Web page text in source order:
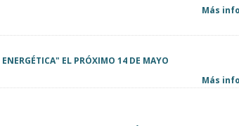
Más
EL PRÓXIMO 14 DE MAYO
Más